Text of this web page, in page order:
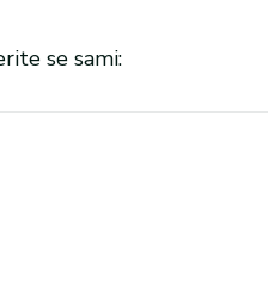
se sami: